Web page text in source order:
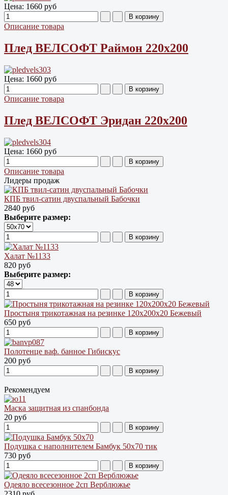
Цена: 1660 руб
Описание товара
Плед ВЕЛСОФТ Раймон 220х200
Цена: 1660 руб
Описание товара
Плед ВЕЛСОФТ Эридан 220х200
Цена: 1660 руб
Описание товара
Лидеры продаж
КПБ твил-сатин двуспальный Бабочки
2840 руб
Выберите размер:
Халат №1133
820 руб
Выберите размер:
Простыня трикотажная на резинке 120х200х20 Бежевый
650 руб
Полотенце ваф. банное Гибискус
200 руб
Рекомендуем
Маска защитная из спанбонда
20 руб
Подушка с наполнителем Бамбук 50х70 тик
730 руб
Одеяло всесезонное 2сп Верблюжье